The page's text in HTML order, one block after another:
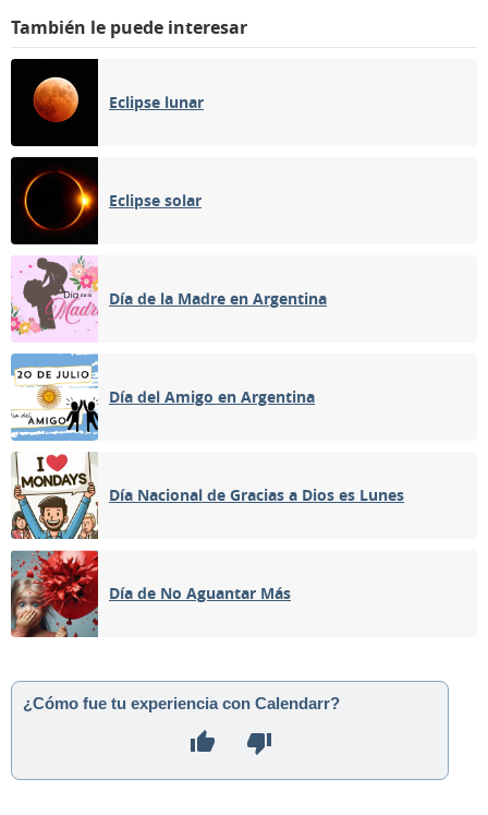
También le puede interesar
Eclipse lunar
Eclipse solar
Día de la Madre en Argentina
Día del Amigo en Argentina
Día Nacional de Gracias a Dios es Lunes
Día de No Aguantar Más
¿Cómo fue tu experiencia con Calendarr?